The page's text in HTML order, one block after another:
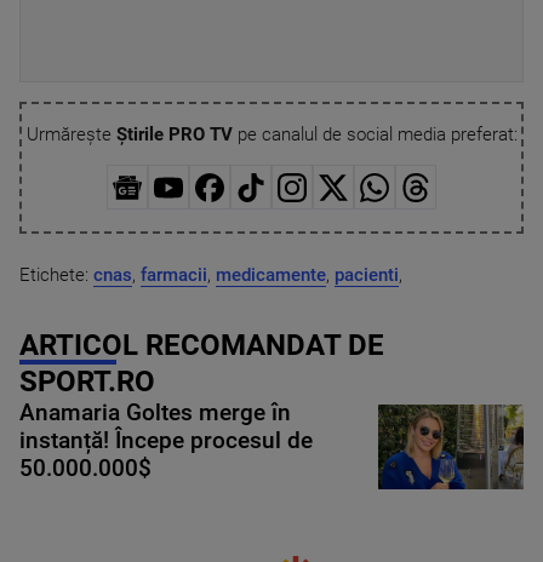
Urmărește Știrile PRO TVpe canalul de social media preferat:
Etichete: cnas, farmacii, medicamente, pacienti,
ARTICOL RECOMANDAT DE
SPORT.RO
Anamaria Goltes merge în
instanță! Începe procesul de
50.000.000$